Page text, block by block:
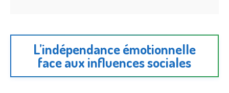
L’indépendance émotionnelle
face aux influences sociales